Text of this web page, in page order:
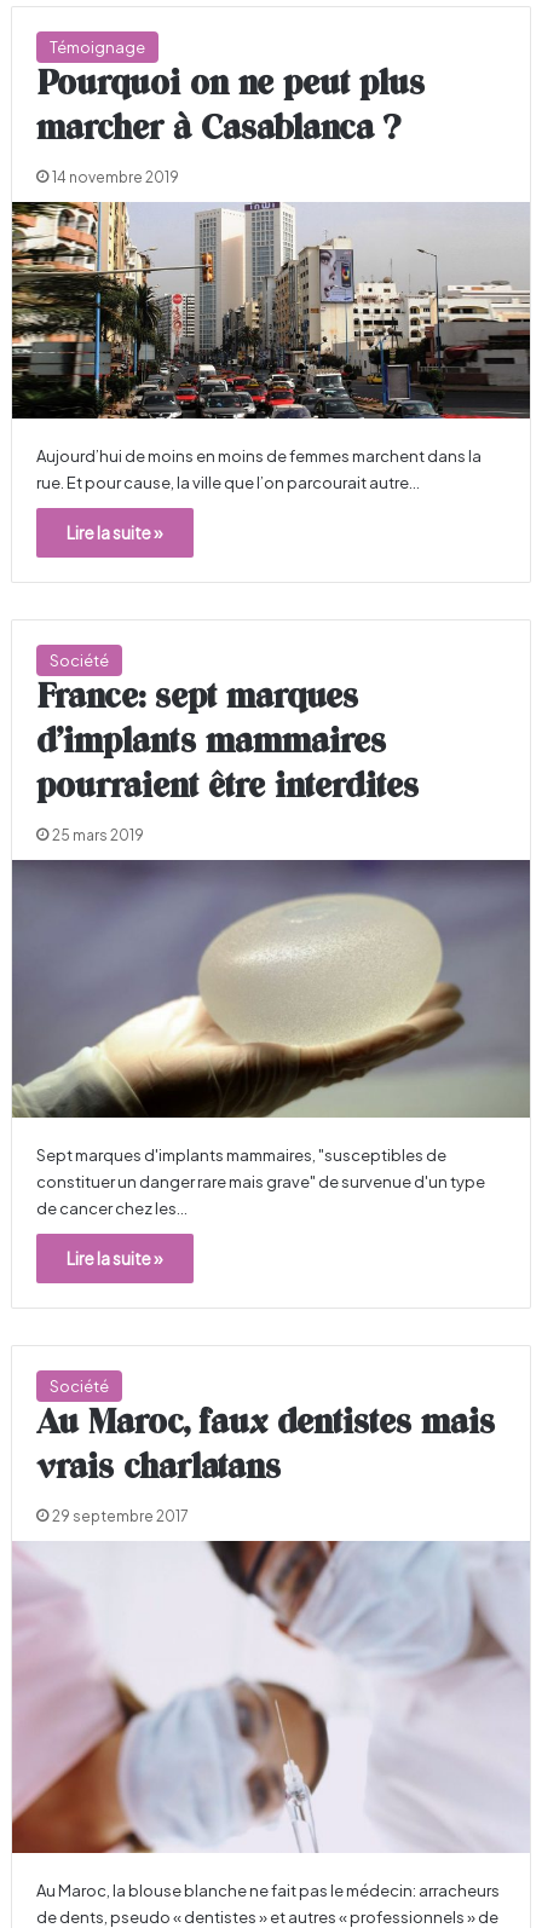
Témoignage
Pourquoi on ne peut plus
marcher à Casablanca ?
14 novembre 2019
Aujourd’hui de moins en moins de femmes marchent dans la
rue. Et pour cause, la ville que l’on parcourait autre…
Lire la suite »
Société
France: sept marques
d’implants mammaires
pourraient être interdites
25 mars 2019
Sept marques d'implants mammaires, "susceptibles de
constituer un danger rare mais grave" de survenue d'un type
de cancer chez les…
Lire la suite »
Société
Au Maroc, faux dentistes mais
vrais charlatans
29 septembre 2017
Au Maroc, la blouse blanche ne fait pas le médecin: arracheurs
de dents, pseudo « dentistes » et autres « professionnels » de